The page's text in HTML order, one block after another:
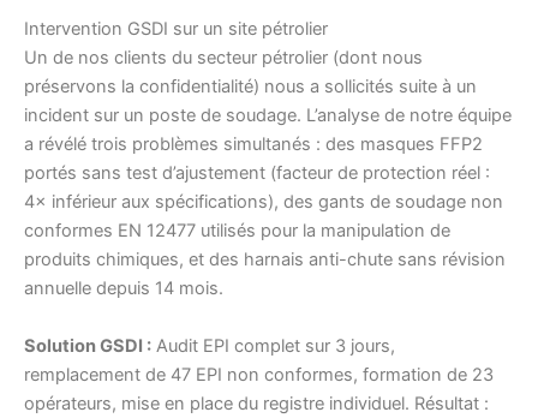
Intervention GSDI sur un site pétrolier
Un de nos clients du secteur pétrolier (dont nous
préservons la confidentialité) nous a sollicités suite à un
incident sur un poste de soudage. L’analyse de notre équipe
a révélé trois problèmes simultanés : des masques FFP2
portés sans test d’ajustement (facteur de protection réel :
4× inférieur aux spécifications), des gants de soudage non
conformes EN 12477 utilisés pour la manipulation de
produits chimiques, et des harnais anti-chute sans révision
annuelle depuis 14 mois.
Solution GSDI : Audit EPI complet sur 3 jours,
remplacement de 47 EPI non conformes, formation de 23
opérateurs, mise en place du registre individuel. Résultat :